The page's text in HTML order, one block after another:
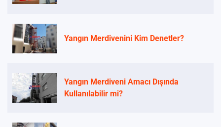
Yangın Merdivenini Kim Denetler?
Yangın Merdiveni Amacı Dışında
Kullanılabilir mi?